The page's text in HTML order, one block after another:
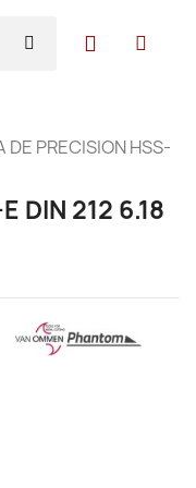
DE PRECISION HSS-
DIN 212 6.18